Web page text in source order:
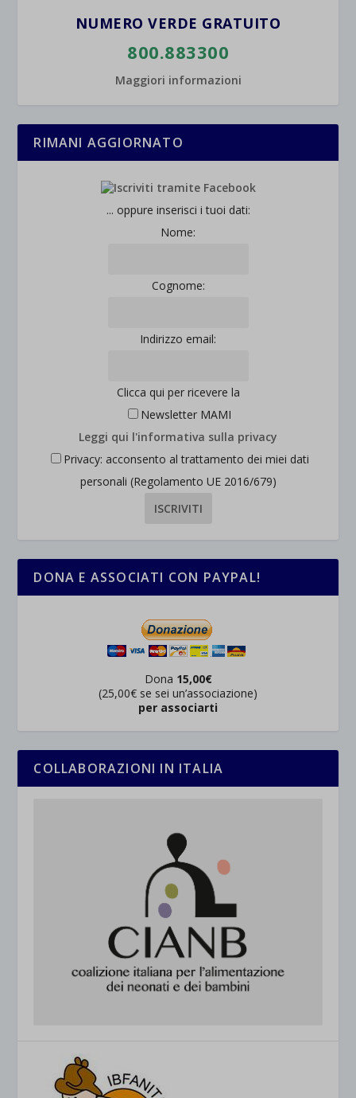
NUMERO VERDE GRATUITO
800.883300
Maggiori informazioni
RIMANI AGGIORNATO
... oppure inserisci i tuoi dati:
Nome:
Cognome:
Indirizzo email:
Clicca qui per ricevere la
Newsletter MAMI
Leggi qui l'informativa sulla privacy
Privacy: acconsento al trattamento dei miei dati
personali (Regolamento UE 2016/679)
DONA E ASSOCIATI CON PAYPAL!
Dona 15,00€
(25,00€ se sei un’associazione)
per associarti
COLLABORAZIONI IN ITALIA